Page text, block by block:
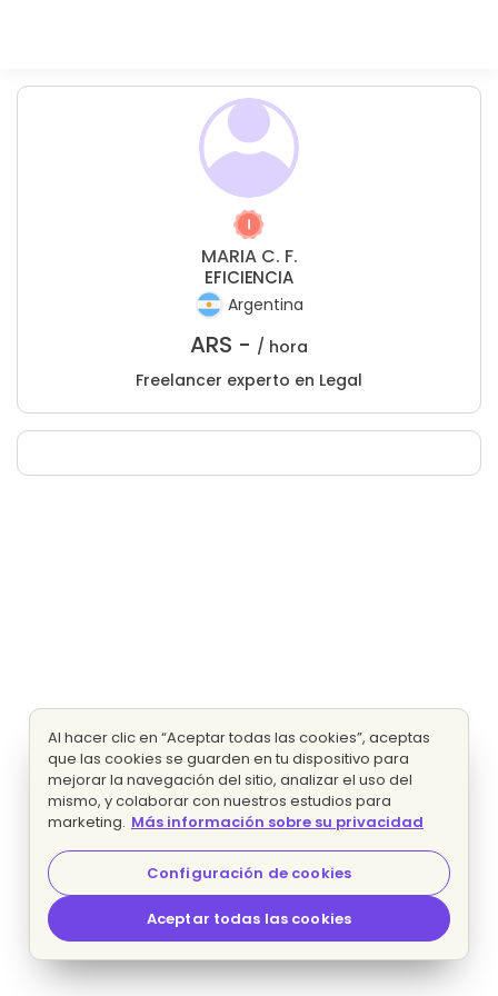
MARIA C. F.
EFICIENCIA
Argentina
ARS - / hora
Freelancer experto en Legal
Al hacer clic en “Aceptar todas las cookies”, aceptas
que las cookies se guarden en tu dispositivo para
mejorar la navegación del sitio, analizar el uso del
mismo, y colaborar con nuestros estudios para
marketing. Más información sobre su privacidad
Configuración de cookies
Aceptar todas las cookies